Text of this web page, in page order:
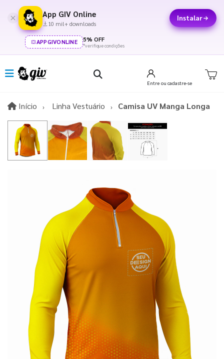
App GIV Online
10 mil+ downloads
Instalar
APPGIVONLINE 5% OFF
*verifique condições
Entre ou cadastre-se
Início InícioLinha Vestuário Camisa UV Manga Longa